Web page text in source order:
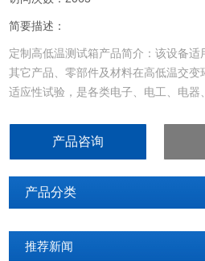
简要描述：
定制高低温测试箱产品简介：该设备适
其它产品、零部件及材料在高低温交
适应性试验，是各类电子、电工、电
耐低温循环试验
产品咨询
产品分类
推荐新闻